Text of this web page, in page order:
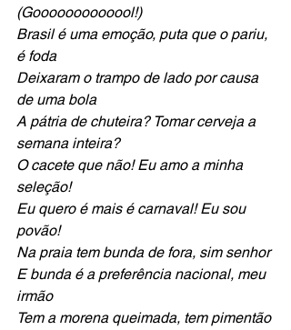
(Gooooooooooool!)
Brasil é uma emoção, puta que o pariu,
é foda
Deixaram o trampo de lado por causa
de uma bola
A pátria de chuteira? Tomar cerveja a
semana inteira?
O cacete que não! Eu amo a minha
seleção!
Eu quero é mais é carnaval! Eu sou
povão!
Na praia tem bunda de fora, sim senhor
E bunda é a preferência nacional, meu
irmão
Tem a morena queimada, tem pimentão